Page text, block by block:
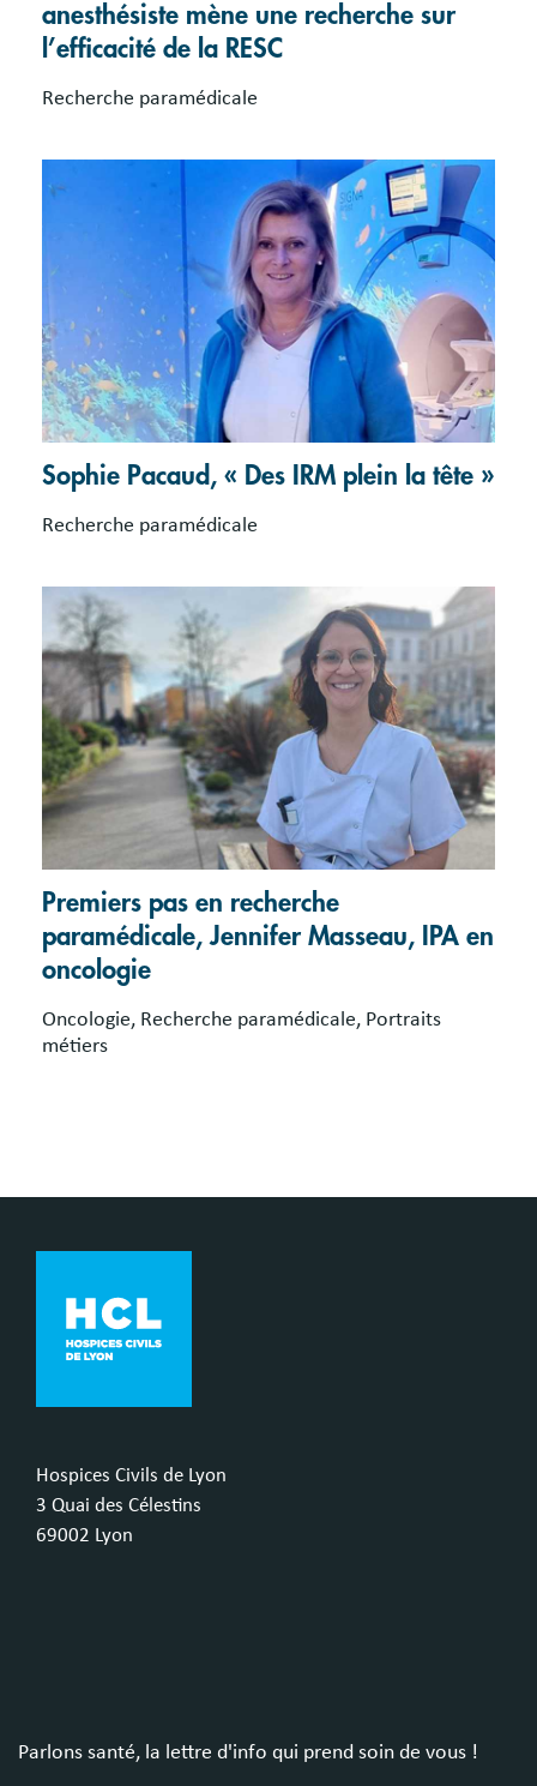
anesthésiste mène une recherche sur
l’efficacité de la RESC
Recherche paramédicale
Sophie Pacaud, « Des IRM plein la tête »
Recherche paramédicale
Premiers pas en recherche
paramédicale, Jennifer Masseau, IPA en
oncologie
Oncologie, Recherche paramédicale, Portraits
métiers
Hospices Civils de Lyon
3 Quai des Célestins
69002 Lyon
Parlons santé, la lettre d'info qui prend soin de vous !